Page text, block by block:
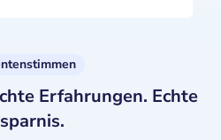
Erfahrungen. Echte